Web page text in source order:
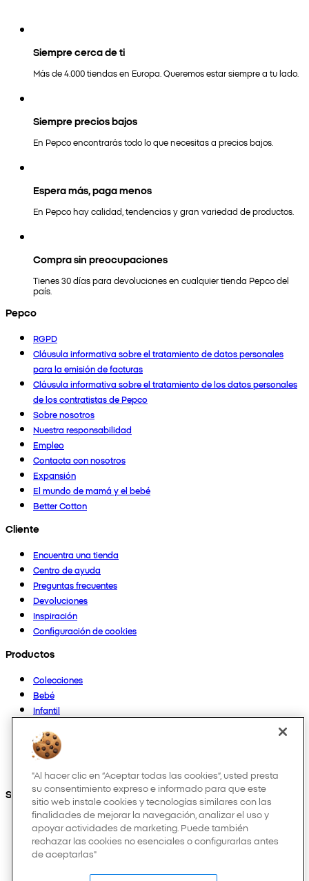
Siempre cerca de ti
Más de 4.000 tiendas en Europa. Queremos estar siempre a tu lado.
Siempre precios bajos
En Pepco encontrarás todo lo que necesitas a precios bajos.
Espera más, paga menos
En Pepco hay calidad, tendencias y gran variedad de productos.
Compra sin preocupaciones
Tienes 30 días para devoluciones en cualquier tienda Pepco del
país.
Pepco
RGPD
Cláusula informativa sobre el tratamiento de datos personales
para la emisión de facturas
Cláusula informativa sobre el tratamiento de los datos personales
de los contratistas de Pepco
Sobre nosotros
Nuestra responsabilidad
Empleo
Contacta con nosotros
Expansión
El mundo de mamá y el bebé
Better Cotton
Cliente
Encuentra una tienda
Centro de ayuda
Preguntas frecuentes
Devoluciones
Inspiración
Configuración de cookies
Productos
Colecciones
Bebé
Infantil
Mujer
Hombre
Otros
Síguenos en:
"Al hacer clic en “Aceptar todas las cookies”, usted presta
su consentimiento expreso e informado para que este
sitio web instale cookies y tecnologías similares con las
finalidades de mejorar la navegación, analizar el uso y
apoyar actividades de marketing. Puede también
rechazar las cookies no esenciales o configurarlas antes
de aceptarlas"